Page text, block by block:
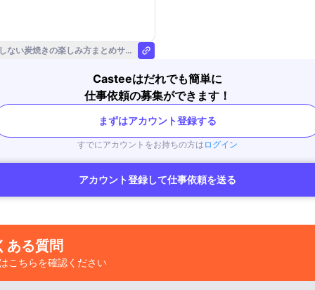
ない炭焼きの楽しみ方まとめサイトです。安く気軽に美味しく失敗せず炭焼きを
Casteeはだれでも簡単に
仕事依頼の募集ができます！
まずはアカウント登録する
すでにアカウントをお持ちの方は ログイン
アカウント登録して仕事依頼を送る
ある質問
こちらを確認ください